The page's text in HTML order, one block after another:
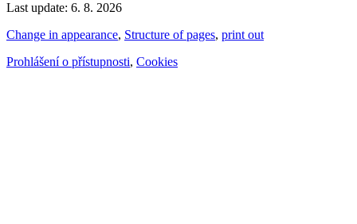
Last update: 6. 8. 2026
Change in appearance, Structure of pages, print out
Prohlášení o přístupnosti, Cookies